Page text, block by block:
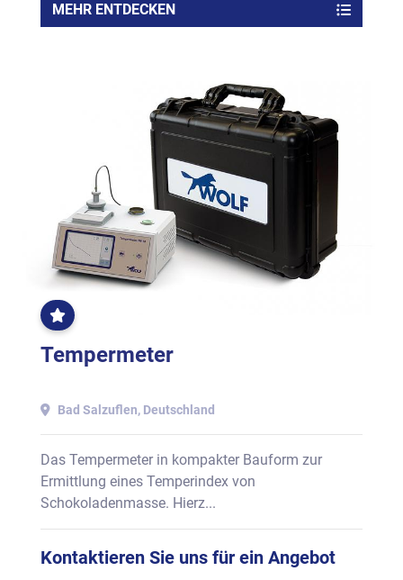
MEHR ENTDECKEN
OFT
GEKLICKT
Tempermeter
Bad Salzuflen, Deutschland
Das Tempermeter in kompakter Bauform zur
Ermittlung eines Temperindex von
Schokoladenmasse. Hierz...
Kontaktieren Sie uns für ein Angebot